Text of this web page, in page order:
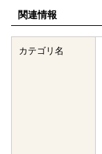
関連情報
カテゴリ名